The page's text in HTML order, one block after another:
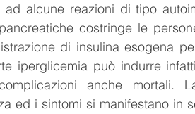
ad alcune reazioni di tipo
costringe le
di insulina esogena
iperglicemia può indurre
anche mortali.
ed i sintomi si manifestano in